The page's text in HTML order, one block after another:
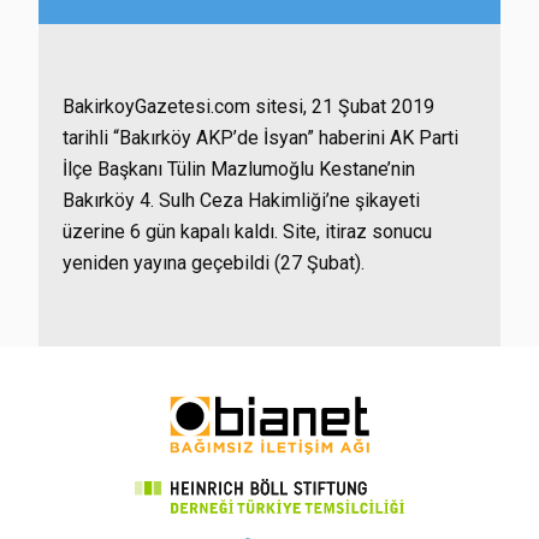
BakirkoyGazetesi.com sitesi, 21 Şubat 2019
tarihli “Bakırköy AKP’de İsyan” haberini AK Parti
İlçe Başkanı Tülin Mazlumoğlu Kestane’nin
Bakırköy 4. Sulh Ceza Hakimliği’ne şikayeti
üzerine 6 gün kapalı kaldı. Site, itiraz sonucu
yeniden yayına geçebildi (27 Şubat).